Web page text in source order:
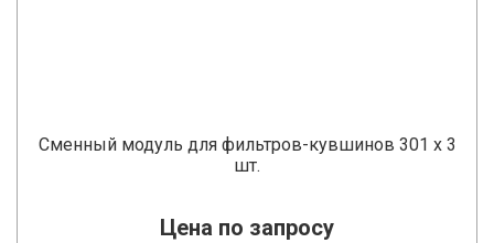
Сменный модуль для фильтров-кувшинов 301 х 3
шт.
Цена по запросу